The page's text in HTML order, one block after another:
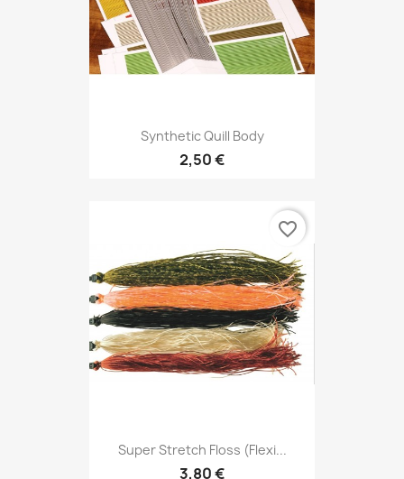
Synthetic Quill Body
2,50 €
Super Stretch Floss (Flexi...
3,80 €
favorite_border